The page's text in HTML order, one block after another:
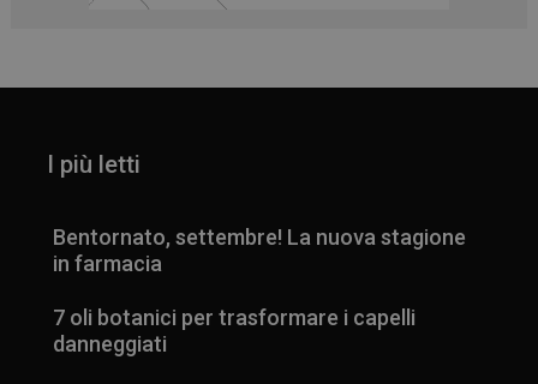
I più letti
Bentornato, settembre! La nuova stagione
in farmacia
7 oli botanici per trasformare i capelli
danneggiati